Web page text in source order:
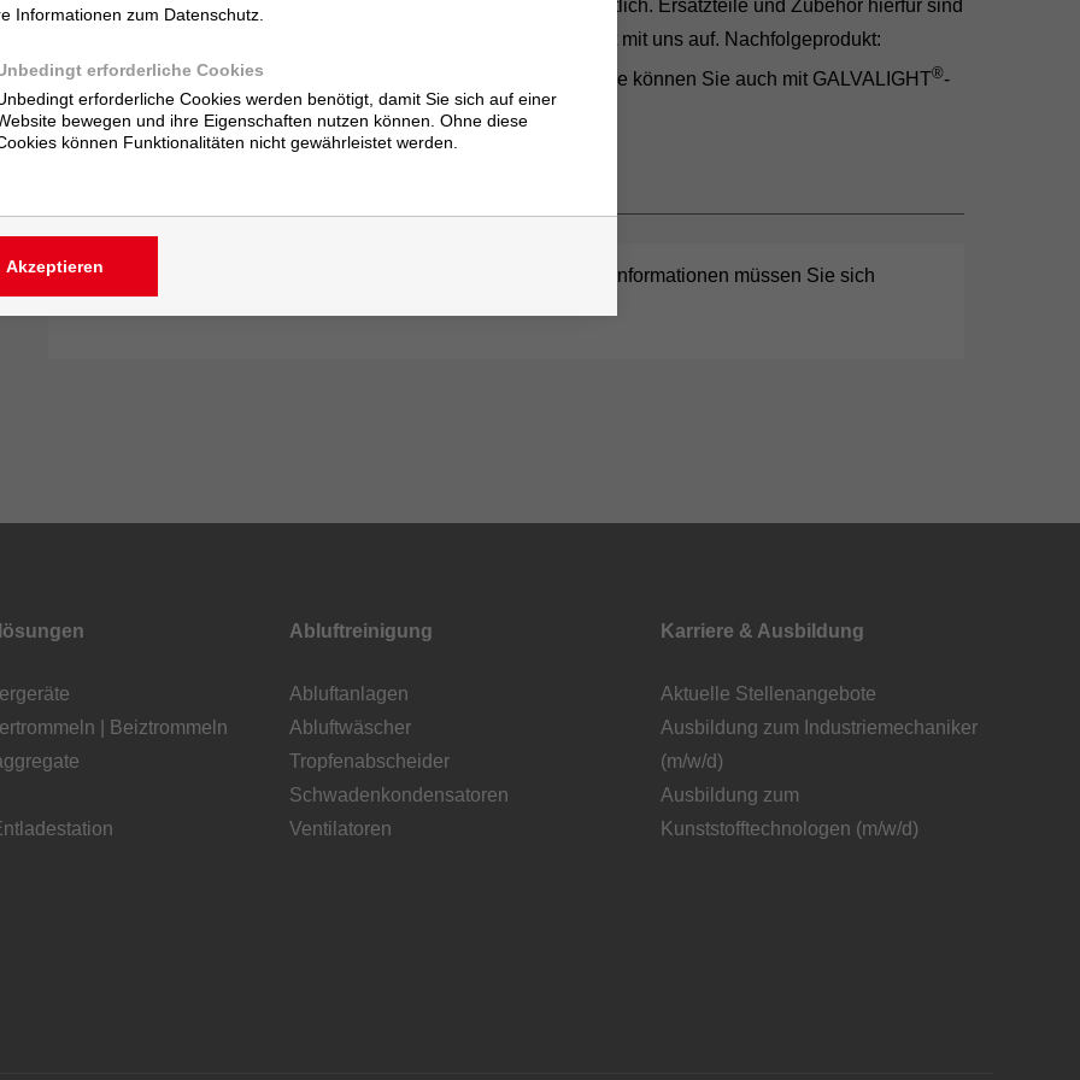
Hinweis: GALVALIGHT
-Handgeräte sind seit 2020 nicht mehr erhältlich. Ersatzteile und Zubehör hierfür sind
bis auf weiteres noch erhältlich. Bitte nehmen Sie bei Bedarf Kontakt mit uns auf. Nachfolgeprodukt:
GALVANET®-Handgerät 200 . Diese können Sie auch mit GALVALIGHT®-
Trommeln verwenden.
Zum Download unserer Datenblätter und für weitere technische Informationen müssen Sie sich
anmelden.
| Beiztrommeln
Abluftreinigung
Abluftanlagen
Abluftwäscher
Tropfenabscheider
Schwadenkondensatoren
Ventilatoren
Karriere & Ausbildung
Aktuelle Stellenangebote
Ausbildung zum Industriemechaniker
(m/w/d)
Ausbildung zum
Kunststofftechnologen (m/w/d)
Informationen zum Datenschutz.
erforderliche Cookies
erforderliche Cookies werden benötigt, damit Sie sich auf einer
bewegen und ihre Eigenschaften nutzen können. Ohne diese
können Funktionalitäten nicht gewährleistet werden.
Akzeptieren